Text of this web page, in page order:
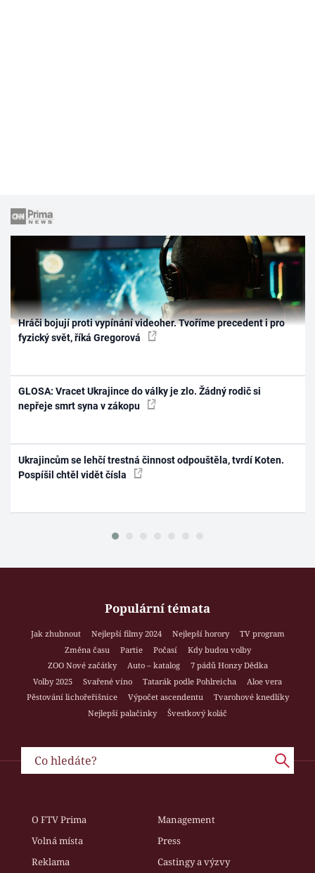
Hráči bojují proti vypínání videoher. Tvoříme precedent i pro
fyzický svět, říká Gregorová
GLOSA: Vracet Ukrajince do války je zlo. Žádný rodič si
nepřeje smrt syna v zákopu
Ukrajincům se lehčí trestná činnost odpouštěla, tvrdí Koten.
Pospíšil chtěl vidět čísla
Populární témata
Jak zhubnout Nejlepší filmy 2024 Nejlepší horory
TV program
Změna času
Partie Počasí
Kdy budou volby
ZOO Nové začátky
Auto – katalog
7 pádů Honzy Dědka
Volby 2025
Svařené víno Tatarák podle Pohlreicha
Aloe vera
Pěstování lichořeřišnice
Výpočet ascendentu
Tvarohové knedlíky
Nejlepší palačinky
Švestkový koláč
O FTV Prima
Management
Volná místa
Press
Reklama
Castingy a výzvy